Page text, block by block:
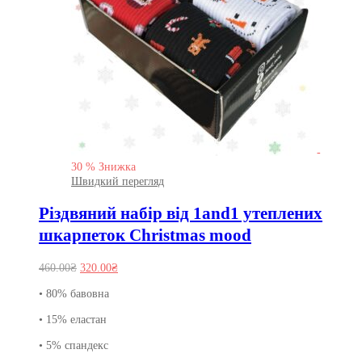
-
30 % Знижка
Швидкий перегляд
Різдвяний набір від 1and1 утеплених
шкарпеток Christmas mood
460.00₴ Оригінальна
460.00₴.
320.00₴Поточна
• 80% бавовна
• 15% еластан
• 5% спандекс